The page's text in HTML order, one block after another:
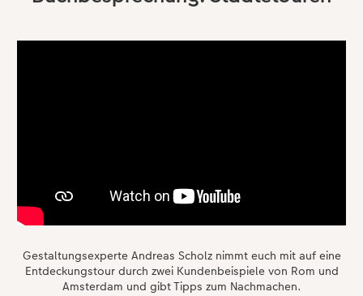
Gestaltungsexperte Andreas Scholz nimmt euch mit auf eine
Entdeckungstour durch zwei Kundenbeispiele von Rom und
Amsterdam und gibt Tipps zum Nachmachen.